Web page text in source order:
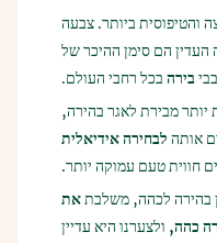
והטיפוסית ביותר. צבעה
הם סימן ההיכר של
בירה בכל רחבי העולם.
מבירת לאגר בהירה,
אותה לבחירה אידיאלית
חווית טעם עמוקה יותר.
בהירה לכהה, משלבתאת
כהה, ולצערנו היא עדיין